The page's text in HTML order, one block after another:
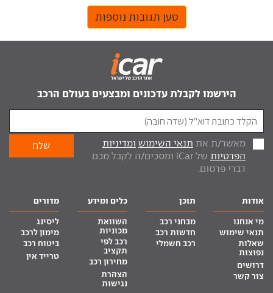
טען תגובות נוספות
הירשמו לקבלת עדכונים ומבצעים בעולם הרכב
מאשר/ת את תנאי השימוש ומדיניות
הפרטיות
של iCar ומסכים/ה לקבל מכם
דברי פרסום.
אודות
מי אנחנו
תנאי שימוש
שאלות
נפוצות
דרושים
צור קשר
תוכן
מבחני רכב
חדשות רכב
רכב חשמלי
כלים ומידע
השוואת
מכוניות
רכב לפי
תקציב
מחירון רכב
הצהרת
נגישות
מדורים
ליסינג
מימון לרכב
ביטוח רכב
טרייד אין